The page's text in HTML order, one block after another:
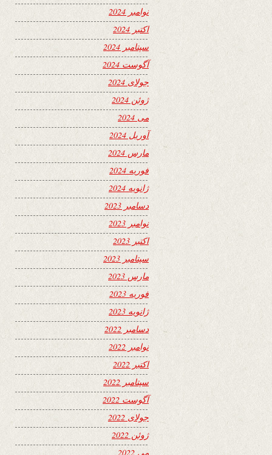
نوامبر 2024
اکتبر 2024
سپتامبر 2024
آگوست 2024
جولای 2024
ژوئن 2024
می 2024
آوریل 2024
مارس 2024
فوریه 2024
ژانویه 2024
دسامبر 2023
نوامبر 2023
اکتبر 2023
سپتامبر 2023
مارس 2023
فوریه 2023
ژانویه 2023
دسامبر 2022
نوامبر 2022
اکتبر 2022
سپتامبر 2022
آگوست 2022
جولای 2022
ژوئن 2022
می 2022